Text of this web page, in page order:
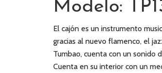
Modelo:
El cajón es un instrumento
gracias al nuevo flamenco, el
Tumbao, cuenta con un sonido
Cuenta en su interior con un